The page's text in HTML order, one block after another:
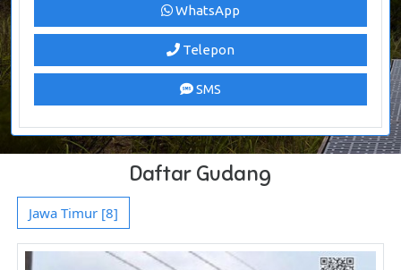
WhatsApp
Telepon
SMS
Daftar Gudang
Jawa Timur [8]